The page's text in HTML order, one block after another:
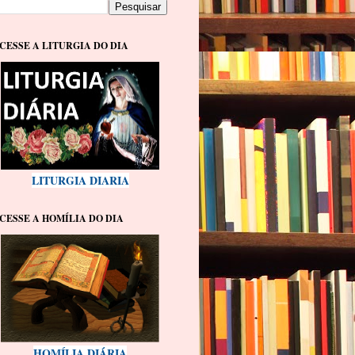
A LITURGIA DO DIA
LITURGIA DIARIA
A HOMÍLIA DO DIA